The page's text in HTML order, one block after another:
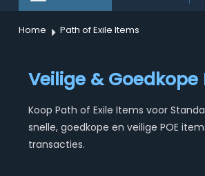
Home Path of Exile Items
Veilige & Goedkope
Koop Path of Exile Items voor
snelle, goedkope en veilige POE
transacties.